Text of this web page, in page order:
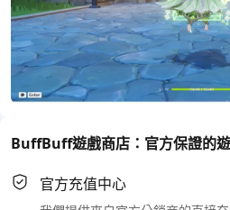
BuffBuff遊戲商店：官方保證的
官方充值中心